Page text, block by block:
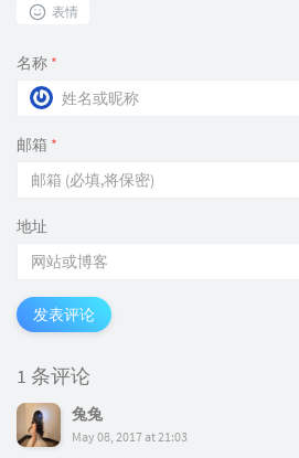
表情
名称 *
邮箱 *
地址
发表评论
1 条评论
兔兔
May 08, 2017 at 21:03